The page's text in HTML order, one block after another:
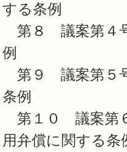
する条
第８ 議案第４
第９ 議案第５
条
第１０ 議案第
用弁償に関する